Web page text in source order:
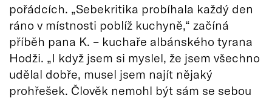
pořádcích. „Sebekritika probíhala každý den
ráno v místnosti poblíž kuchyně,“ začíná
příběh pana K. – kuchaře albánského tyrana
Hodži. „I když jsem si myslel, že jsem všechno
udělal dobře, musel jsem najít nějaký
prohřešek. Člověk nemohl být sám se sebou